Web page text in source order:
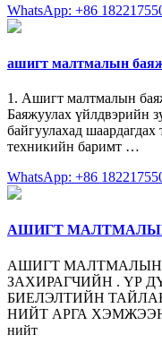
WhatsApp: +86
ашигт малтмалын
1. Ашигт малтмалын
Баяжуулах үйлдвэрийн
байгуулахад шаардагдах
техникийн баримт …
WhatsApp: +86
АШИГТ
АШИГТ МАЛТМАЛЫН
ЗАХИРАГЧИЙН . ҮР
БИЕЛЭЛТИЙН ТАЙЛАН
НИЙТ АРГА
нийт